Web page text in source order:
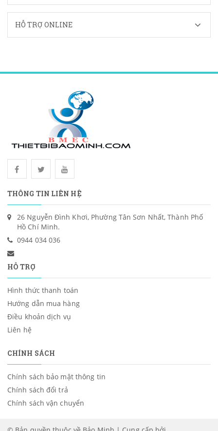
HỖ TRỢ ONLINE
THÔNG TIN LIÊN HỆ
26 Nguyễn Đình Khơi, Phường Tân Sơn Nhất, Thành Phố
Hồ Chí Minh.
0944 034 036
HỖ TRỢ
Hình thức thanh toán
Hướng dẫn mua hàng
Điều khoản dịch vụ
Liên hệ
CHÍNH SÁCH
Chính sách bảo mật thông tin
Chính sách đổi trả
Chính sách vận chuyển